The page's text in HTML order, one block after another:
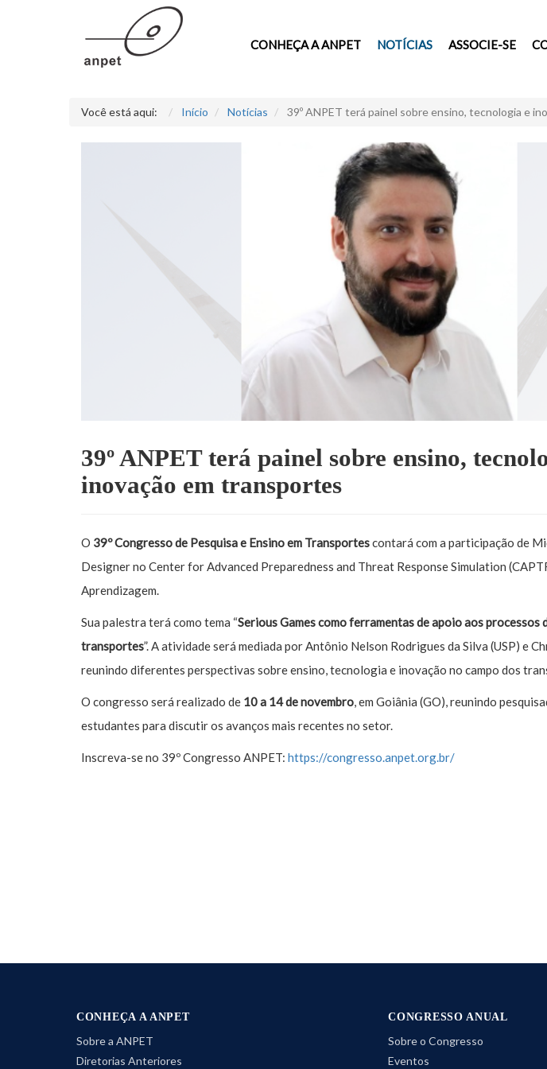
CONHEÇA A ANPET NOTÍCIAS ASSOCIE-SE
Você está aqui: Início Notícias 39º ANPET terá painel sobre ensino, tecnologia e
39º ANPET terá painel sobre ensino,
inovação em transportes
O 39º Congresso de Pesquisa e Ensino em Transportescontará com a participação de
Designer no Center for Advanced Preparedness and Threat Response Simulation
Aprendizagem.
Sua palestra terá como tema “Serious Games como ferramentas de apoio aos processos
transportes”. A atividade será mediada por Antônio Nelson Rodrigues da Silva (USP) e
reunindo diferentes perspectivas sobre ensino, tecnologia e inovação no campo dos
O congresso será realizado de 10 a 14 de novembro, em Goiânia (GO), reunindo
estudantes para discutir os avanços mais recentes no setor.
Inscreva-se no 39º Congresso ANPET: https://congresso.anpet.org.br/
CONHEÇA A ANPET
Sobre a ANPET
Diretorias Anteriores
CONGRESSO ANUAL
Sobre o Congresso
Eventos